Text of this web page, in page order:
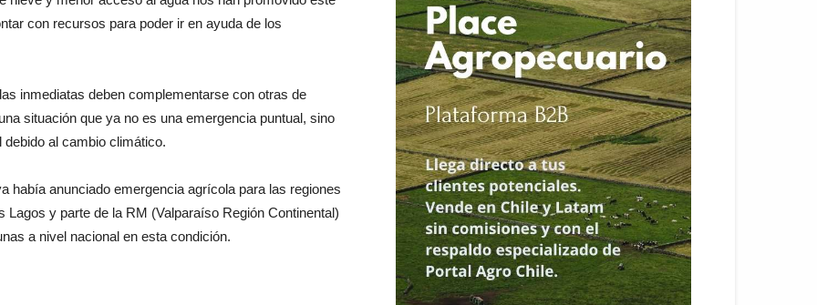
con recursos para poder ir en ayuda de los
inmediatas deben complementarse con otras de
situación que ya no es una emergencia puntual, sino
al cambio climático.
había anunciado emergencia agrícola para las regiones
Lagos y parte de la RM (Valparaíso Región Continental)
a nivel nacional en esta condición.